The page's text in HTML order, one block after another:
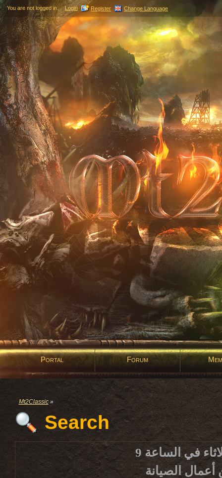
You are not logged in. Login Register Change Language
Portal Forum
Mt2Classic»
Search
يرجى الانتباه أن أعمال صيانة الخادم الأسبوعية تبدأ كل ثلاثاء في الساعة 9
من أعمال الصيانة